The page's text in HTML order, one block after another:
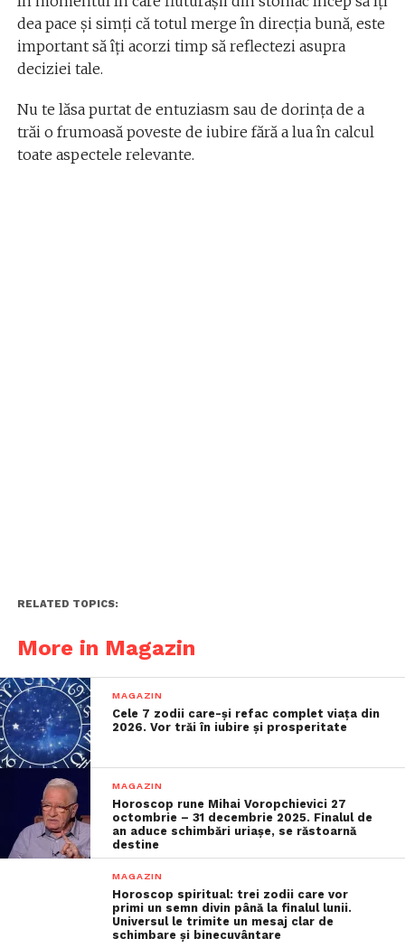
dea pace și simți că totul merge în direcția bună, este
important să îți acorzi timp să reflectezi asupra
deciziei tale.
Nu te lăsa purtat de entuziasm sau de dorința de a
trăi o frumoasă poveste de iubire fără a lua în calcul
toate aspectele relevante.
RELATED TOPICS:
More in Magazin
MAGAZIN
Cele 7 zodii care-și refac complet viața din
2026. Vor trăi în iubire și prosperitate
MAGAZIN
Horoscop rune Mihai Voropchievici 27
octombrie – 31 decembrie 2025. Finalul de
an aduce schimbări uriașe, se răstoarnă
destine
MAGAZIN
Horoscop spiritual: trei zodii care vor
primi un semn divin până la finalul lunii.
Universul le trimite un mesaj clar de
schimbare și binecuvântare